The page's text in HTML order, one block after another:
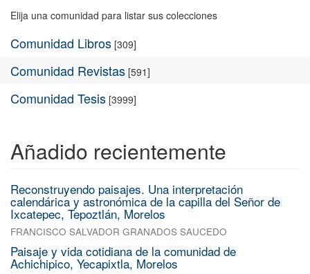
Elija una comunidad para listar sus colecciones
Comunidad Libros [309]
Comunidad Revistas [591]
Comunidad Tesis [3999]
Añadido recientemente
Reconstruyendo paisajes. Una interpretación
calendárica y astronómica de la capilla del Señor de
Ixcatepec, Tepoztlán, Morelos
FRANCISCO SALVADOR GRANADOS SAUCEDO
Paisaje y vida cotidiana de la comunidad de
Achichipico, Yecapixtla, Morelos